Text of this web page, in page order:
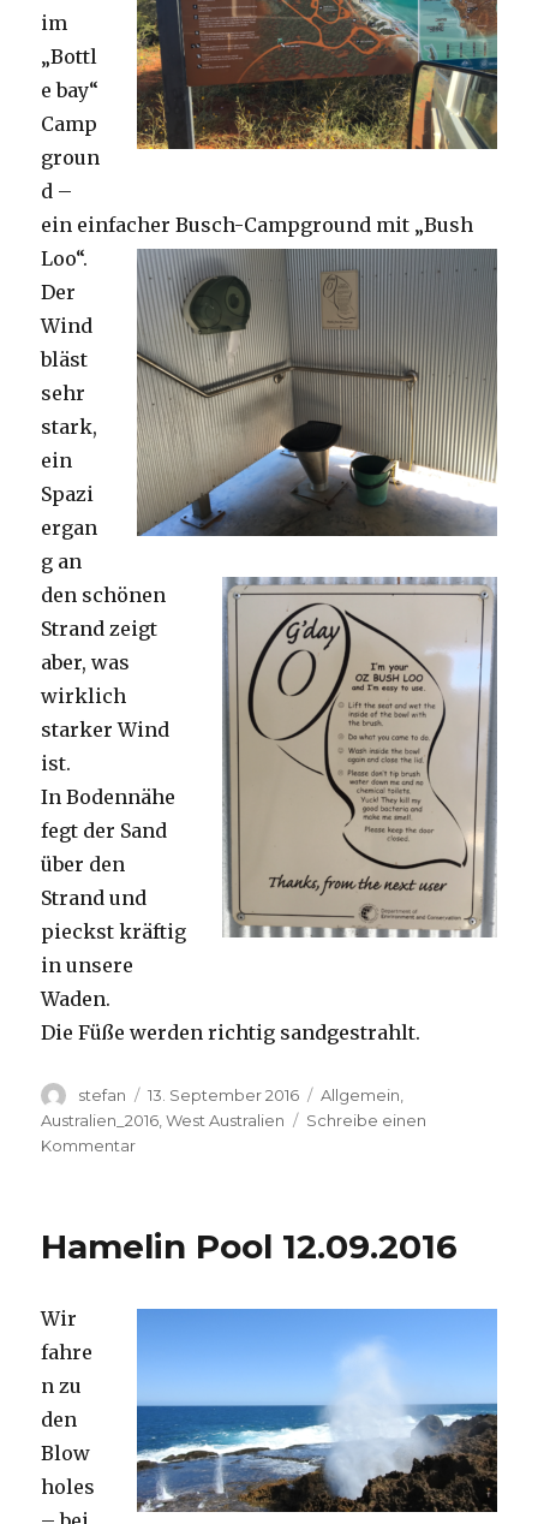
im
„Bottl
e bay“
Camp
groun
d –
ein einfacher Busch-Campground mit „Bush
Loo“.
Der
Wind
bläst
sehr
stark,
ein
Spazi
ergan
g an
den schönen
Strand zeigt
aber, was
wirklich
starker Wind
ist.
In Bodennähe
fegt der Sand
über den
Strand und
pieckst kräftig
in unsere
Waden.
Die Füße werden richtig sandgestrahlt.
Autor
stefan
Veröffentlicht
am
13. September 2016 Kategorien
Allgemein
Australien_2016 ,West Australien
Schreibe einen
Kommentarzu
Hamelin Pool 12.09.2016
Wir
fahre
n zu
den
Blow
holes